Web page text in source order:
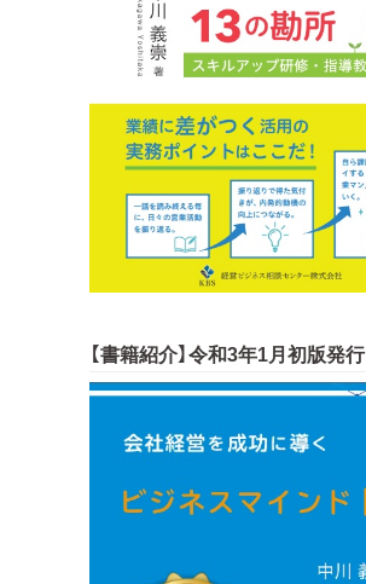
【書籍紹介】令和3年1月初版発行